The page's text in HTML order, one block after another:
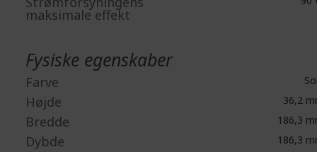
maksimale effekt
Fysiske egenskaber
Farve
Højde 36,2
Bredde 186,3
Dybde 186,3